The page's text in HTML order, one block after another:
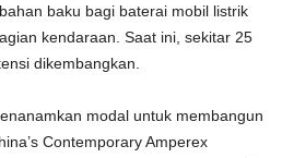
baku bagi baterai mobil listrik
kendaraan. Saat ini, sekitar 25
dikembangkan.
modal untuk membangun
Contemporary Amperex